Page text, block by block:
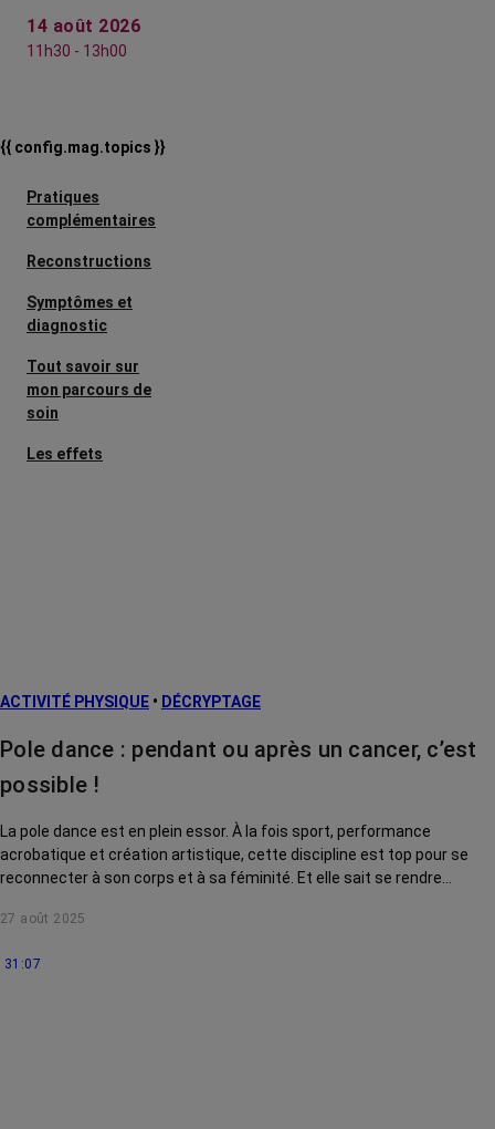
14 août 2026
11h30 - 13h00
{{ config.mag.topics }}
Pratiques
complémentaires
Reconstructions
Symptômes et
diagnostic
Tout savoir sur
mon parcours de
soin
Les effets
Traitements
La vie autour
ACTIVITÉ PHYSIQUE • DÉCRYPTAGE
Pole dance : pendant ou après un cancer, c’est
possible !
La pole dance est en plein essor. À la fois sport, performance
acrobatique et création artistique, cette discipline est top pour se
reconnecter à son corps et à sa féminité. Et elle sait se rendre
Démonstration.
27 août 2025
31:07